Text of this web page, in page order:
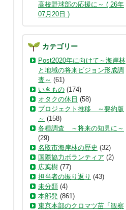
高校野球部の応援に～ ( 26年
07月20日 )
カテゴリー
Post2020年に向けて～海岸林
と地域の将来ビジョン形成調
査～ (61)
いきもの (174)
オタクの休日 (58)
プロジェクト推移 ～要約版
～ (158)
各種調査 ～将来の知見に～
(29)
名取市海岸林の歴史 (32)
国際協力ボランティア (2)
広葉樹 (77)
担当者の振り返り (43)
未分類 (4)
本部発 (861)
東京本部のクロマツ苗「観察